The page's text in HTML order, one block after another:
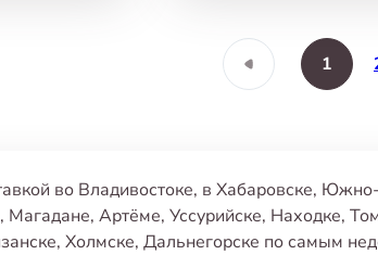
1
во Владивостоке, в Хабаровске, Южно-
, Магадане, Артёме, Уссурийске, Находке,
, Холмске, Дальнегорске по самым